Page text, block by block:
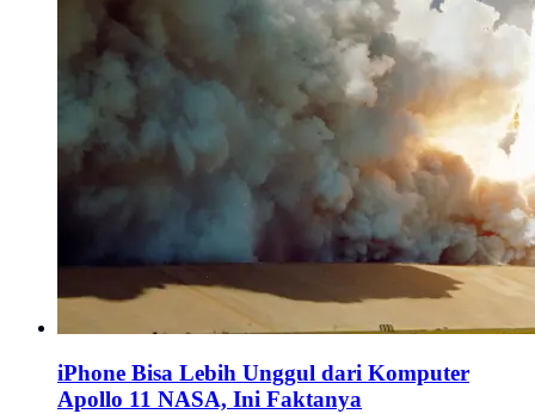
iPhone Bisa Lebih Unggul dari Komputer
Apollo 11 NASA, Ini Faktanya